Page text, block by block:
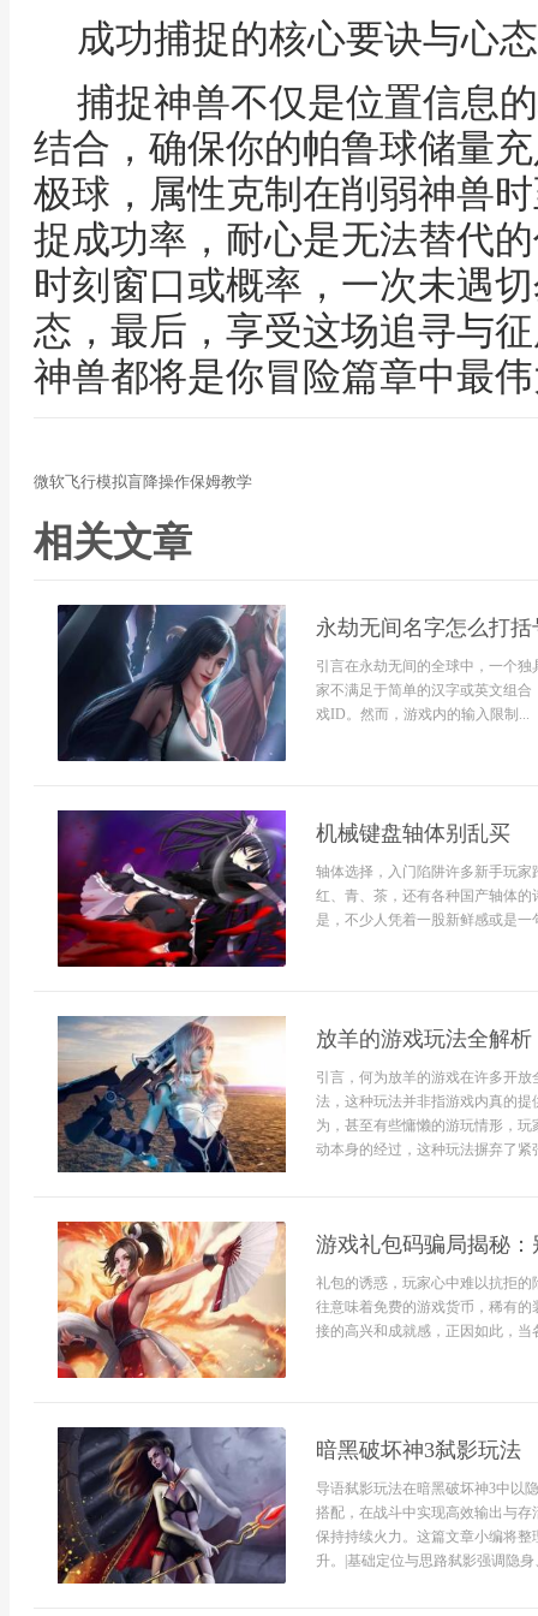
成功捕捉的核心要诀与心态
捕捉神兽不仅是位置信息
结合，确保你的帕鲁球储量
极球，属性克制在削弱神兽
捉成功率，耐心是无法替代
时刻窗口或概率，一次未遇
态，最后，享受这场追寻与
神兽都将是你冒险篇章中最
微软飞行模拟盲降操作保姆教学
相关文章
永劫无间名字怎么打
引言在永劫无间的全球中，一个
家不满足于简单的汉字或英文组
戏ID。然而，游戏内的输入限制...
机械键盘轴体别乱买
轴体选择，入门陷阱许多新手玩
红、青、茶，还有各种国产轴体
是，不少人凭着一股新鲜感或是一
放羊的游戏玩法全解析
引言，何为放羊的游戏在许多开
法，这种玩法并非指游戏内真的
为，甚至有些慵懒的游玩情形，
动本身的经过，这种玩法摒弃了
游戏礼包码骗局揭秘
礼包的诱惑，玩家心中难以抗拒
往意味着免费的游戏货币，稀有
接的高兴和成就感，正因如此，当
暗黑破坏神3弑影玩法
导语弑影玩法在暗黑破坏神3中以
搭配，在战斗中实现高效输出与
保持持续火力。这篇文章小编将
升。|基础定位与思路弑影强调隐